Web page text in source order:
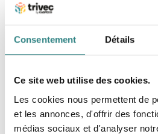
Consentement Détails
Ce site web utilise des cookies.
Les cookies nous permettent de
et les annonces, d'offrir des
médias sociaux et d'analyser
boissons électroniques. Nos
restaurants sont intégrables
flexibles comme les fonctions
ligne, comptabilité restaurant,
logiciel restauration.
bureaux en Suède, en
Belgique et en France. Plus